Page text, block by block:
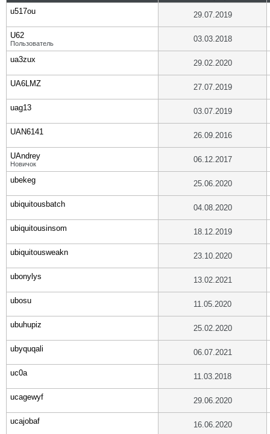
u517ou 29.07.2019
U62
Пользователь 03.03.2018
ua3zux 29.02.2020
UA6LMZ 27.07.2019
uag13 03.07.2019
UAN6141 26.09.2016
UAndrey
Новичок 06.12.2017
ubekeg 25.06.2020
ubiquitousbatch 04.08.2020
ubiquitousinsom 18.12.2019
ubiquitousweakn 23.10.2020
ubonylys 13.02.2021
ubosu 11.05.2020
ubuhupiz 25.02.2020
ubyquqali 06.07.2021
uc0a 11.03.2018
ucagewyf 29.06.2020
ucajobaf 16.06.2020